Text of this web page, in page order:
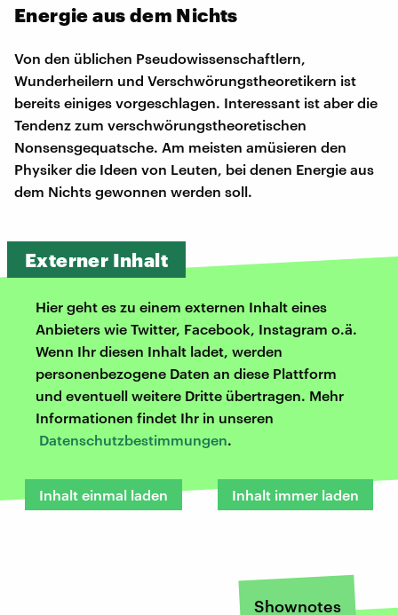
Energie aus dem Nichts
Von den üblichen Pseudowissenschaftlern,
Wunderheilern und Verschwörungstheoretikern ist
bereits einiges vorgeschlagen. Interessant ist aber die
Tendenz zum verschwörungstheoretischen
Nonsensgequatsche. Am meisten amüsieren den
Physiker die Ideen von Leuten, bei denen Energie aus
dem Nichts gewonnen werden soll.
Externer Inhalt
Hier geht es zu einem externen Inhalt eines
Anbieters wie Twitter, Facebook, Instagram o.ä.
Wenn Ihr diesen Inhalt ladet, werden
personenbezogene Daten an diese Plattform
und eventuell weitere Dritte übertragen. Mehr
Informationen findet Ihr in unseren
Datenschutzbestimmungen.
Inhalt einmal laden Inhalt immer laden
Shownotes